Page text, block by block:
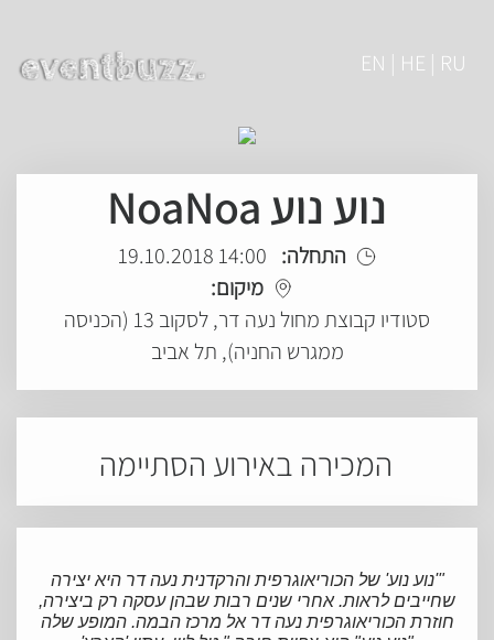
EN | HE | RU
נוע נוע NoaNoa
התחלה: 14:00 19.10.2018
מיקום:
סטודיו קבוצת מחול נעה דר, לסקוב 13 (הכניסה
ממגרש החניה), תל אביב
המכירה באירוע הסתיימה
"'נוע נוע' של הכוריאוגרפית והרקדנית נעה דר היא יצירה
שחייבים לראות.אחרי שנים רבות שבהן עסקה רק ביצירה,
חוזרת הכוריאוגרפית נעה דר אל מרכז הבמה. המופע שלה